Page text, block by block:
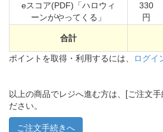
eスコア(PDF)「ハロウィ
ーンがやってくる」
330
円
合計
ポイントを取得・利用するには、 ログイ
以上の商品でレジへ進む方は、[ご注文
ださい。